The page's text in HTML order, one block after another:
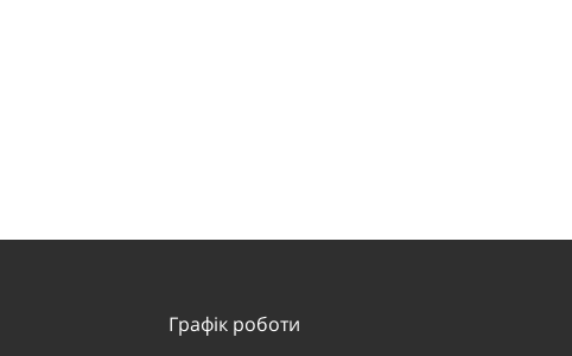
Графік роботи